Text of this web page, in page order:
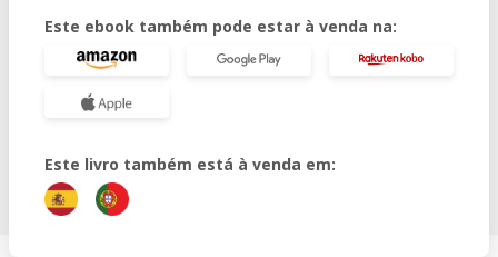
Este ebook também pode estar à venda na:
Este livro também está à venda em: